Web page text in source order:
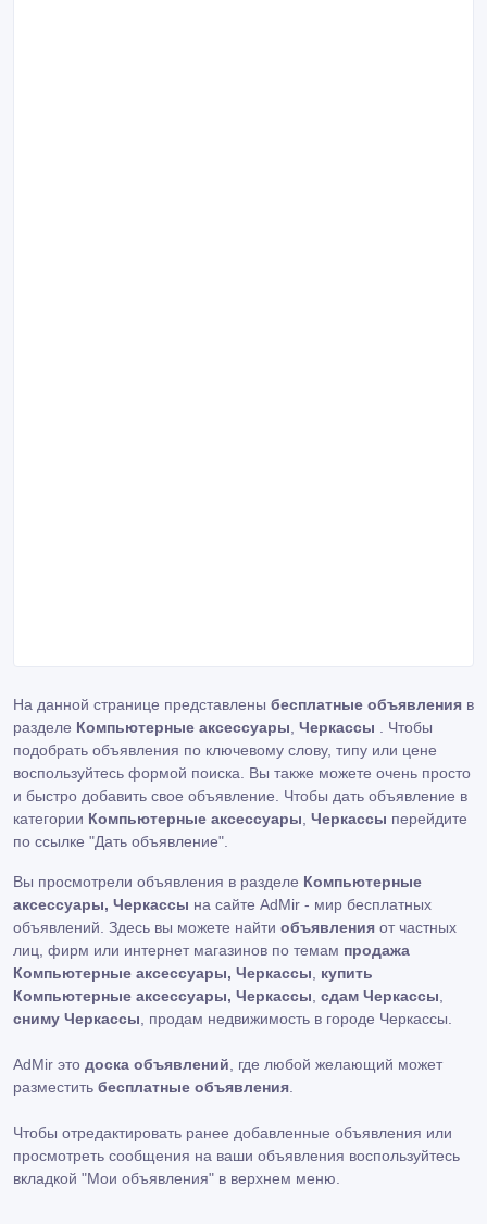
На данной странице представлены бесплатные объявления в
разделе Компьютерные аксессуары, Черкассы . Чтобы
подобрать объявления по ключевому слову, типу или цене
воспользуйтесь формой поиска. Вы также можете очень просто
и быстро добавить свое объявление. Чтобы дать объявление в
категории Компьютерные аксессуары, Черкассы перейдите
по ссылке "Дать объявление".
Вы просмотрели объявления в разделе Компьютерные
аксессуары, Черкассы на сайте AdMir - мир бесплатных
объявлений. Здесь вы можете найти объявления от частных
лиц, фирм или интернет магазинов по темам продажа
Компьютерные аксессуары, Черкассы, купить
Компьютерные аксессуары, Черкассы, сдам Черкассы,
сниму Черкассы, продам недвижимость в городе Черкассы.
AdMir это доска объявлений, где любой желающий может
разместить бесплатные объявления.
Чтобы отредактировать ранее добавленные объявления или
просмотреть сообщения на ваши объявления воспользуйтесь
вкладкой "Мои объявления" в верхнем меню.